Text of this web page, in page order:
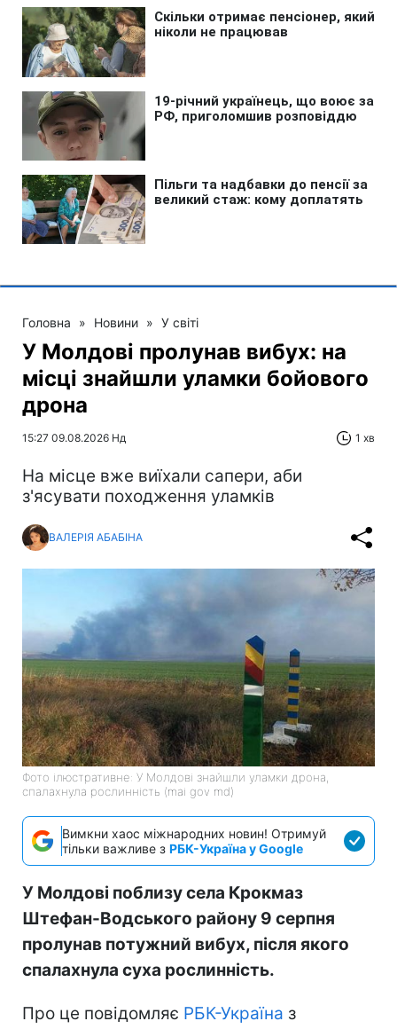
Головна » Новини » У світі
У Молдові пролунав вибух: на
місці знайшли уламки бойового
дрона
15:27 09.08.2026 Нд 1 хв
На місце вже виїхали сапери, аби
з'ясувати походження уламків
ВАЛЕРІЯ АБАБІНА
Фото ілюстративне: У Молдові знайшли уламки дрона,
спалахнула рослинність (mai gov md)
Вимкни хаос міжнародних новин! Отримуй
тільки важливе з РБК-Україна у Google
У Молдові поблизу села Крокмаз
Штефан-Водського району 9 серпня
пролунав потужний вибух, після якого
спалахнула суха рослинність.
Про це повідомляє РБК-Україна з